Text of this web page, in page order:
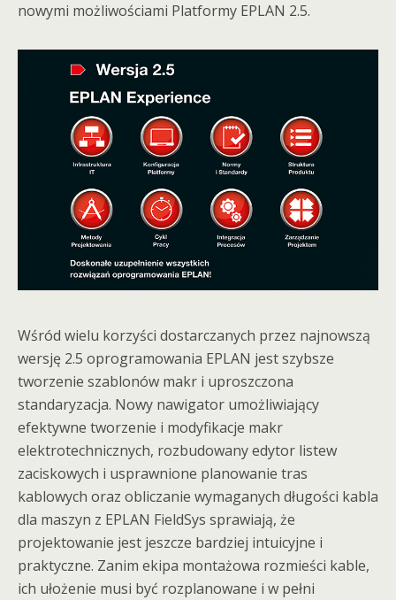
nowymi możliwościami Platformy EPLAN 2.5.
Wśród wielu korzyści dostarczanych przez najnowszą
wersję 2.5 oprogramowania EPLAN jest szybsze
tworzenie szablonów makr i uproszczona
standaryzacja. Nowy nawigator umożliwiający
efektywne tworzenie i modyfikacje makr
elektrotechnicznych, rozbudowany edytor listew
zaciskowych i usprawnione planowanie tras
kablowych oraz obliczanie wymaganych długości kabla
dla maszyn z EPLAN FieldSys sprawiają, że
projektowanie jest jeszcze bardziej intuicyjne i
praktyczne. Zanim ekipa montażowa rozmieści kable,
ich ułożenie musi być rozplanowane i w pełni